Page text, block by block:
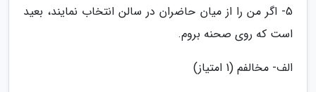
5- اگر من را از میان حاضران در سالن انتخاب نمایند، بعید
است که روی صحنه بروم.
الف- مخالفم (1 امتیاز)